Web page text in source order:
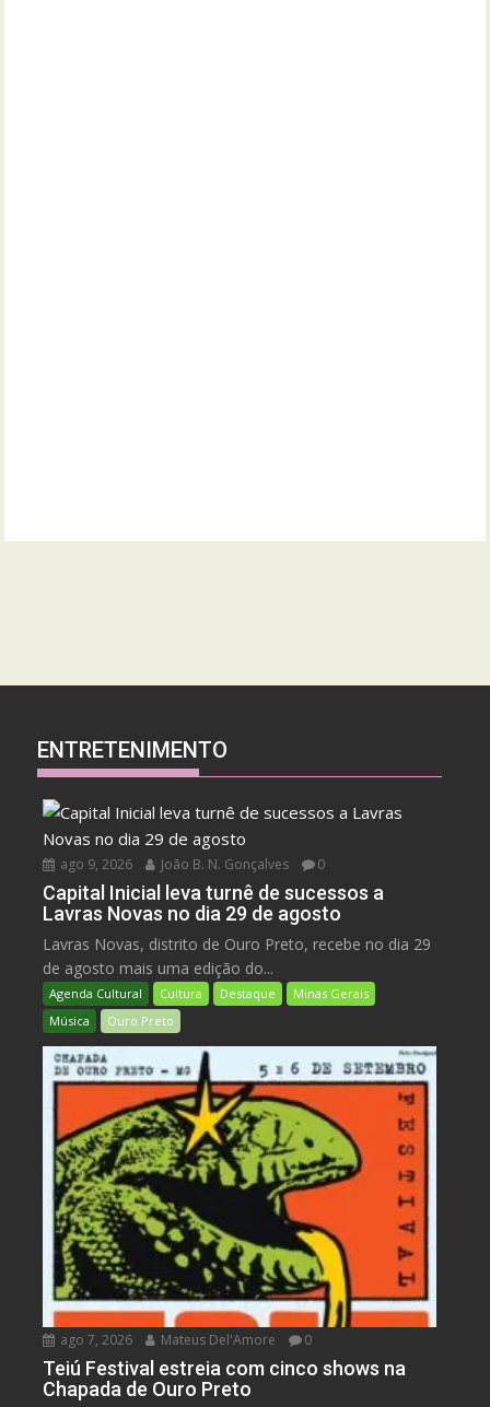
ENTRETENIMENTO
ago 9, 2026 João B. N. Gonçalves 0
Capital Inicial leva turnê de sucessos a
Lavras Novas no dia 29 de agosto
Lavras Novas, distrito de Ouro Preto, recebe no dia 29
de agosto mais uma edição do...
Agenda Cultural Cultura Destaque
Minas Gerais
Música
Ouro Preto
ago 7, 2026 Mateus Del'Amore 0
Teiú Festival estreia com cinco shows na
Chapada de Ouro Preto